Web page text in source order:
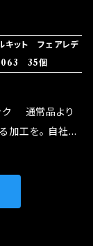
ので宜しくお願
織戸選手がテス
検証し、これは
ラスになりデメ
品です。 購入先
サイトと横浜に
ので宜しくお願
ット フェアレデ
35個
ク 通常品より
加工を。 自社比
織戸選手がテス
証し、これは